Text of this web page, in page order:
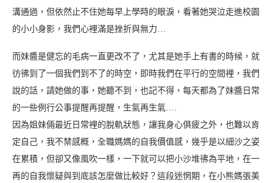
溝通過，但依然止不住她每早上學時的眼淚，看著她哭泣走進校園
的小小身影，我們心裡滿是挫折與無力…
而妹醬是健忘的毛病一直更改不了，尤其是她手上有書的時候，就
彷彿到了一個我們到不了的時空，即時我們在平行的空間裡，我們
說的話，請她做的事，她聽不到，也記不得，每天都為了妹醬日常
的一些例行公事提醒再提醒，生氣再生氣….
因為姐妹倆最近日常裡的脫軌狀態，讓我身心俱疲之外，也難以肯
定自己，我不禁感概，全職媽媽的自我價值感，幾乎是以細沙之姿
在累積，但卻又像風吹一樣，一下就可以把小沙堆彿為平地，在一
再的自我懷疑與到底該怎麼做比較好？這段迷惘期，在小熊媽張美